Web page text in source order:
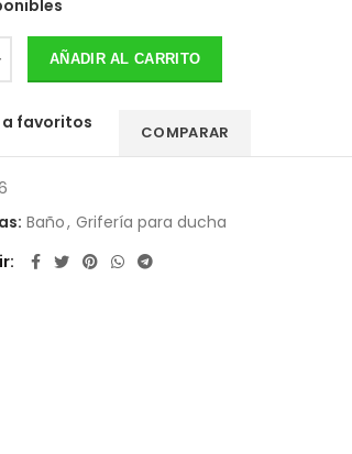
AÑADIR AL CARRITO
favoritos COMPARAR
Baño, Grifería para ducha